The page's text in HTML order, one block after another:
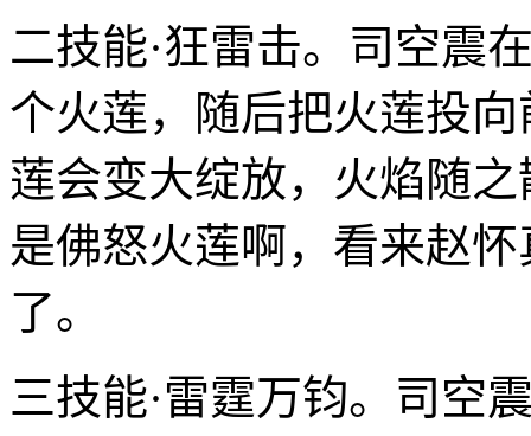
二技能·狂雷击。司空震
个火莲，随后把火莲投
莲会变大绽放，火焰随
是佛怒火莲啊，看来赵
了。
三技能·雷霆万钧。司空